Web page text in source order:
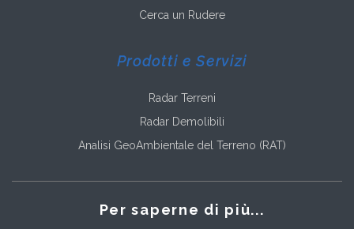
Cerca un Rudere
Prodotti e Servizi
Radar Terreni
Radar Demolibili
Analisi GeoAmbientale del Terreno (RAT)
Per saperne di più...